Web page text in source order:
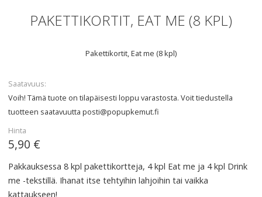
PAKETTIKORTIT, EAT ME (8 KPL)
Pakettikortit, Eat me (8 kpl)
Saatavuus
Voih! Tämä tuote on tilapäisesti loppu varastosta. Voit tiedustella
tuotteen saatavuuttaposti@popupkemut.fi
Hinta
5,90 €
Pakkauksessa 8 kpl pakettikortteja, 4 kpl Eat me ja 4 kpl Drink
me -tekstillä. Ihanat itse tehtyihin lahjoihin tai vaikka
kattaukseen!